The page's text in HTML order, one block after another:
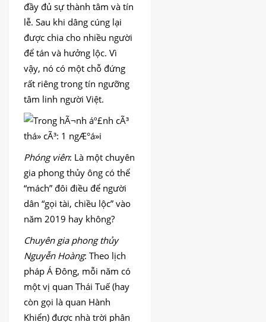
đầy đủ sự thành tâm và tín
lễ. Sau khi dâng cúng lại
được chia cho nhiều người
để tán và hưởng lộc. Vì
vậy, nó có một chỗ đứng
rất riêng trong tín ngưỡng
tâm linh người Việt.
Phóng viên: Là một chuyên
gia phong thủy ông có thể
“mách” đôi điều để người
dân “gọi tài, chiều lộc” vào
năm 2019 hay không?
Chuyên gia phong thủy
Nguyễn Hoàng: Theo lịch
pháp Á Đông, mỗi năm có
một vị quan Thái Tuế (hay
còn gọi là quan Hành
Khiển) được nhà trời phân